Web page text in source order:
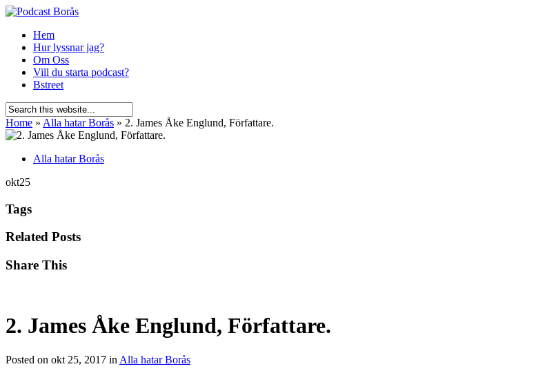
Hem
Hur lyssnar jag?
Om Oss
Vill du starta podcast?
Bstreet
Home » Alla hatar Borås » 2. James Åke Englund, Författare.
Alla hatar Borås
okt25
Tags
Related Posts
Share This
2. James Åke Englund, Författare.
Posted on okt 25, 2017 in Alla hatar Borås